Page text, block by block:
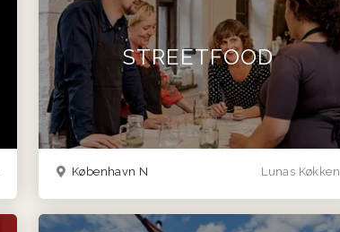
STREETFOOD
Lunas Køkken
København N